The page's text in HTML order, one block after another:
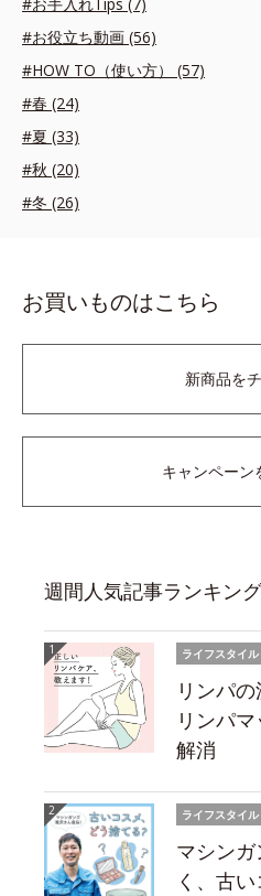
#お役立ち動画 (56)
#HOW TO（使い方） (57)
#春 (24)
#夏 (33)
#秋 (20)
#冬 (26)
お買いものはこちら
新商品を
キャンペーン
週間人気記事ランキング
ライフスタイル
リンパ
リンパ
解消
ライフスタイル
マシン
く、古